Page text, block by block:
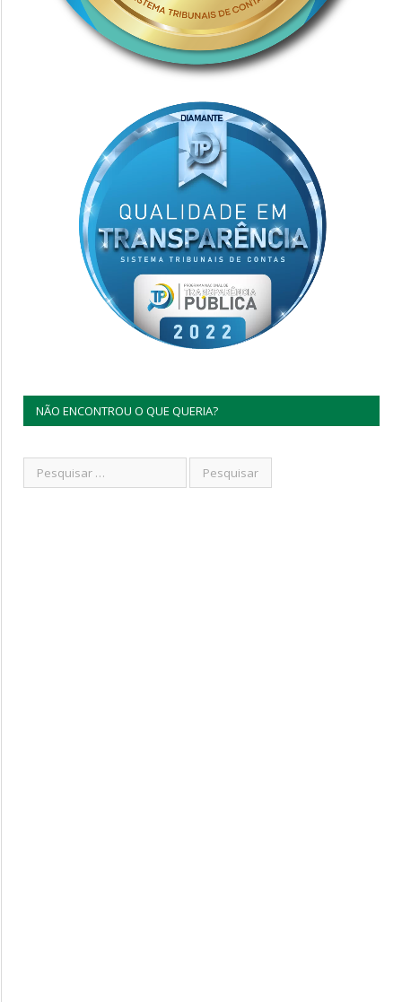
NÃO ENCONTROU O QUE QUERIA?